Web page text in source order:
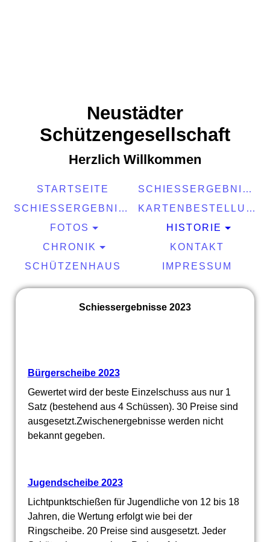
Neustädter
Schützengesellschaft
Herzlich Willkommen
STARTSEITE
SCHIESSERGEBNISSE 2025
SCHIESSERGEBNISSE 2026
KARTENBESTELLUNG 2026
FOTOS
HISTORIE
CHRONIK
KONTAKT
SCHÜTZENHAUS
IMPRESSUM
Schiessergebnisse 2023
Bürgerscheibe 2023
Gewertet wird der beste Einzelschuss aus nur 1
Satz (bestehend aus 4 Schüssen). 30 Preise sind
ausgesetzt.Zwischenergebnisse werden nicht
bekannt gegeben.
Jugendscheibe 2023
Lichtpunktschießen für Jugendliche von 12 bis 18
Jahren, die Wertung erfolgt wie bei der
Ringscheibe. 20 Preise sind ausgesetzt. Jeder